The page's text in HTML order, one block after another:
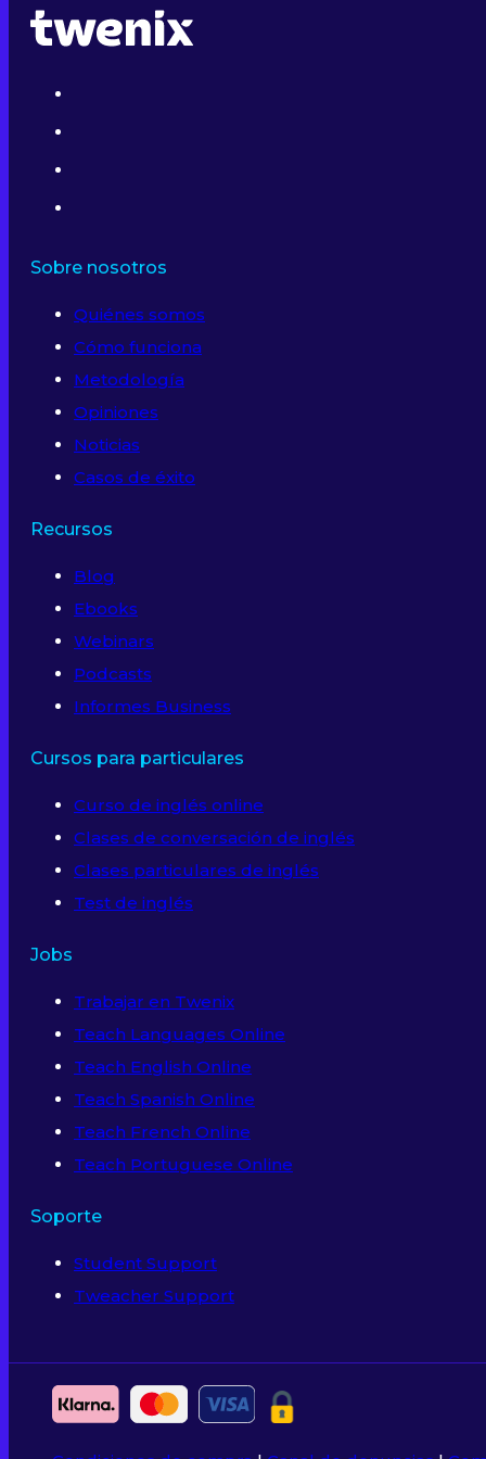
Sobre nosotros
Quiénes somos
Cómo funciona
Metodología
Opiniones
Noticias
Casos de éxito
Recursos
Blog
Ebooks
Webinars
Podcasts
Informes Business
Cursos para particulares
Curso de inglés online
Clases de conversación de inglés
Clases particulares de inglés
Test de inglés
Jobs
Trabajar en Twenix
Teach Languages Online
Teach English Online
Teach Spanish Online
Teach French Online
Teach Portuguese Online
Soporte
Student Support
Tweacher Support